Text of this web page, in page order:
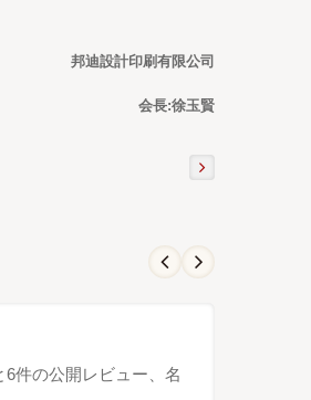
邦迪設計印刷有限公司
会長:徐玉賢
件の公開レビュー、名